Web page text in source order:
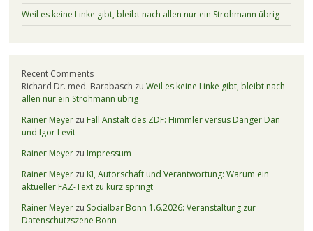
Weil es keine Linke gibt, bleibt nach allen nur ein Strohmann übrig
Recent Comments
Richard Dr. med. Barabasch zu Weil es keine Linke gibt, bleibt nach
allen nur ein Strohmann übrig
Rainer Meyerzu Fall Anstalt des ZDF: Himmler versus Danger Dan
und Igor Levit
Rainer Meyerzu Impressum
Rainer Meyerzu KI, Autorschaft und Verantwortung: Warum ein
aktueller FAZ-Text zu kurz springt
Rainer Meyerzu Socialbar Bonn 1.6.2026: Veranstaltung zur
Datenschutzszene Bonn